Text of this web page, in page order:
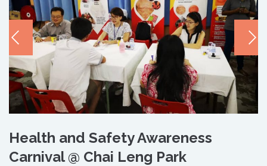
Health and Safety Awareness
Carnival @ Chai Leng Park